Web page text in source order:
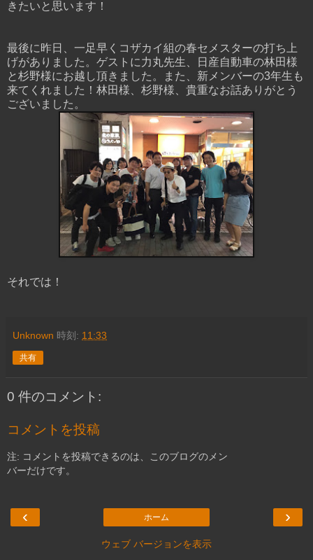
きたいと思います！
最後に昨日、一足早くコザカイ組の春セメスターの打ち上
げがありました。ゲストに力丸先生、日産自動車の林田様
と杉野様にお越し頂きました。また、新メンバーの3年生も
来てくれました！林田様、杉野様、貴重なお話ありがとう
ございました。
それでは！
Unknown 時刻: 11:33
共有
0 件のコメント:
コメントを投稿
注: コメントを投稿できるのは、このブログのメン
バーだけです。
‹ ›
ホーム
ウェブ バージョンを表示